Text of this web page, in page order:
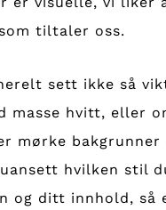
tiltaler oss.
sett ikke så
masse hvitt, eller
mørke
hvilken stil
og ditt innhold, så